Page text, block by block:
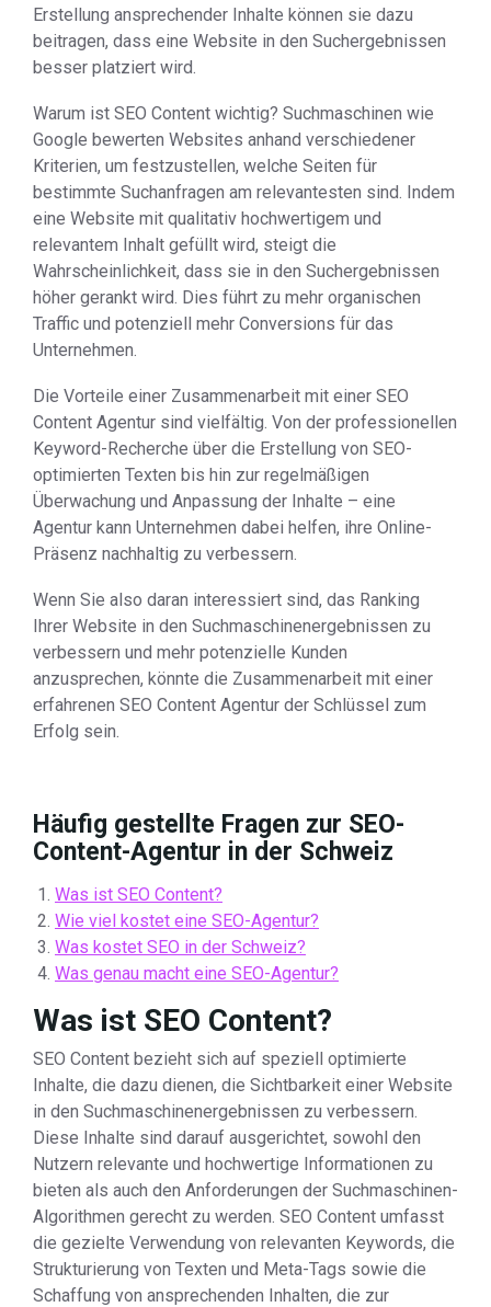
Erstellung ansprechender Inhalte können sie dazu
beitragen, dass eine Website in den Suchergebnissen
besser platziert wird.
Warum ist SEO Content wichtig? Suchmaschinen wie
Google bewerten Websites anhand verschiedener
Kriterien, um festzustellen, welche Seiten für
bestimmte Suchanfragen am relevantesten sind. Indem
eine Website mit qualitativ hochwertigem und
relevantem Inhalt gefüllt wird, steigt die
Wahrscheinlichkeit, dass sie in den Suchergebnissen
höher gerankt wird. Dies führt zu mehr organischen
Traffic und potenziell mehr Conversions für das
Unternehmen.
Die Vorteile einer Zusammenarbeit mit einer SEO
Content Agentur sind vielfältig. Von der professionellen
Keyword-Recherche über die Erstellung von SEO-
optimierten Texten bis hin zur regelmäßigen
Überwachung und Anpassung der Inhalte – eine
Agentur kann Unternehmen dabei helfen, ihre Online-
Präsenz nachhaltig zu verbessern.
Wenn Sie also daran interessiert sind, das Ranking
Ihrer Website in den Suchmaschinenergebnissen zu
verbessern und mehr potenzielle Kunden
anzusprechen, könnte die Zusammenarbeit mit einer
erfahrenen SEO Content Agentur der Schlüssel zum
Erfolg sein.
Häufig gestellte Fragen zur SEO-
Content-Agentur in der Schweiz
Was ist SEO Content?
Wie viel kostet eine SEO-Agentur?
Was kostet SEO in der Schweiz?
Was genau macht eine SEO-Agentur?
Was ist SEO Content?
SEO Content bezieht sich auf speziell optimierte
Inhalte, die dazu dienen, die Sichtbarkeit einer Website
in den Suchmaschinenergebnissen zu verbessern.
Diese Inhalte sind darauf ausgerichtet, sowohl den
Nutzern relevante und hochwertige Informationen zu
bieten als auch den Anforderungen der Suchmaschinen-
Algorithmen gerecht zu werden. SEO Content umfasst
die gezielte Verwendung von relevanten Keywords, die
Strukturierung von Texten und Meta-Tags sowie die
Schaffung von ansprechenden Inhalten, die zur